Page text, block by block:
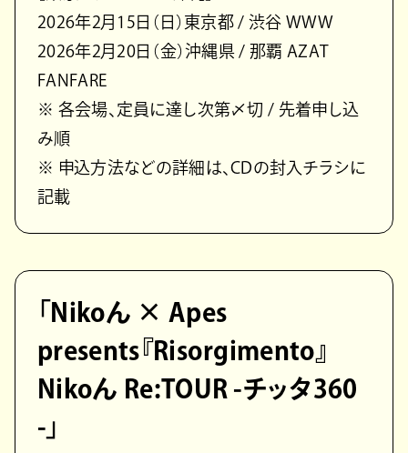
2026年2月15日（日）東京都 / 渋谷 WWW
2026年2月20日（金）沖縄県 / 那覇 AZAT
FANFARE
※ 各会場、定員に達し次第〆切 / 先着申し込
み順
※ 申込方法などの詳細は、CDの封入チラシに
記載
「Nikoん × Apes
presents『Risorgimento』
Nikoん Re:TOUR -チッタ360
-」